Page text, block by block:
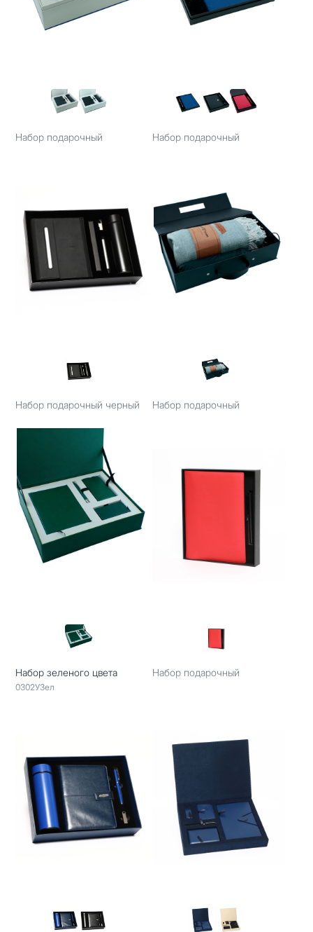
Набор подарочный Набор подарочный
Набор подарочный черный Набор подарочный
Набор зеленого цвета
0302УЗел
Набор подарочный